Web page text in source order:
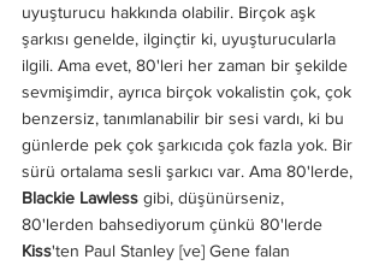
uyuşturucu hakkında olabilir. Birçok aşk
şarkısı genelde, ilginçtir ki, uyuşturucularla
ilgili. Ama evet, 80'leri her zaman bir şekilde
sevmişimdir, ayrıca birçok vokalistin çok, çok
benzersiz, tanımlanabilir bir sesi vardı, ki bu
günlerde pek çok şarkıcıda çok fazla yok. Bir
sürü ortalama sesli şarkıcı var. Ama 80'lerde,
Blackie Lawless gibi, düşünürseniz,
80'lerden bahsediyorum çünkü 80'lerde
Kiss'ten Paul Stanley [ve] Gene falan